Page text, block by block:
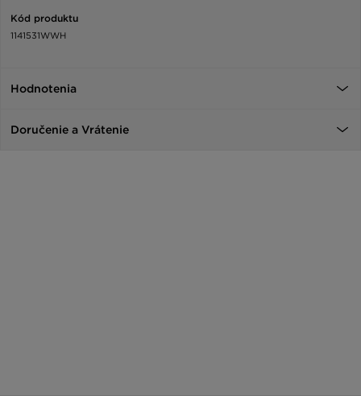
Kód produktu
1141531WWH
Hodnotenia
Doručenie a Vrátenie